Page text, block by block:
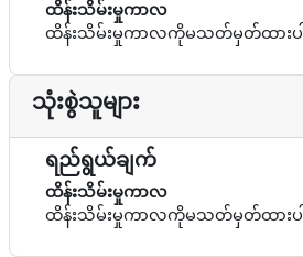
ထိန်းသိမ်းမှုကာလ
ထိန်းသိမ်းမှုကာလကိုမသတ်မှတ်ထားပါ
သုံးစွဲသူများ
ရည်ရွယ်ချက်
ထိန်းသိမ်းမှုကာလ
ထိန်းသိမ်းမှုကာလကိုမသတ်မှတ်ထားပါ